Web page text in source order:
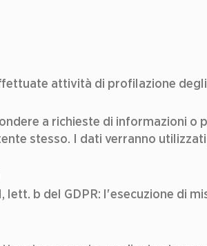
attività di profilazione
a richieste di informazioni o
stesso. I dati verranno
lett. b del GDPR: l'esecuzione di